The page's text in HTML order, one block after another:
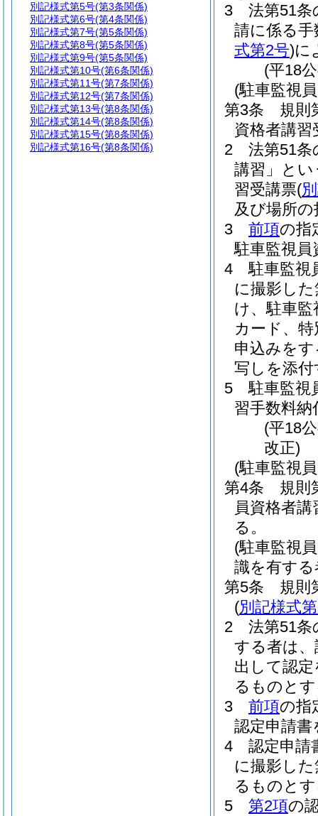
3
法第51条
請に係る手
式第2号)に
(平18
(駐車監視
第3条
規則
資格者講習
2
法第51条
講習」とい
習受講票(
及び場所
3
前項の指
駐車監視
4
駐車監視
に撮影し
け、駐車
カード、
申込みを
写しを添
5
駐車監視
習手数料納
(平18
改正)
(駐車監視
第4条
規則
員資格者
る。
(駐車監視
識を有す
第5条
規則
(別記様式
2
法第51
する者は
出して認
るものと
3
前項の指
認定申請
4
認定申請
に撮影し
るものと
5
第2項の
別記様式第5号(第3条関係)
別記様式第6号(第4条関係)
別記様式第7号(第5条関係)
別記様式第8号(第5条関係)
別記様式第9号(第5条関係)
別記様式第10号(第6条関係)
別記様式第11号(第7条関係)
別記様式第12号(第7条関係)
別記様式第13号(第8条関係)
別記様式第14号(第8条関係)
別記様式第15号(第8条関係)
別記様式第16号(第8条関係)